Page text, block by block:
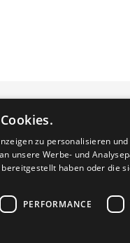
zu personalisieren
unsere Werbe- und
haben oder die
PERFORMANCE